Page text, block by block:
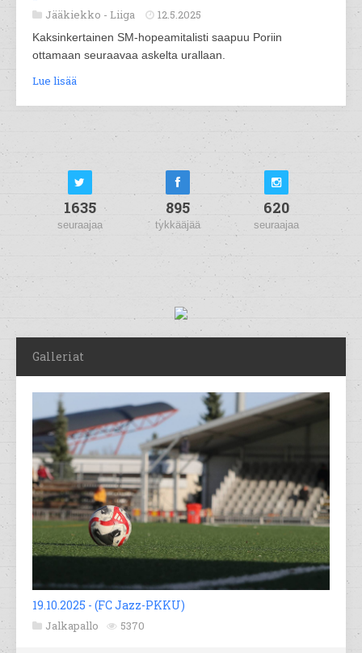
Jääkiekko - Liiga 12.5.2025
Kaksinkertainen SM-hopeamitalisti saapuu Poriin
ottamaan seuraavaa askelta urallaan.
Lue lisää
1635
seuraajaa
895
tykkääjää
620
seuraajaa
Galleriat
19.10.2025 - (FC Jazz-PKKU)
Jalkapallo 5370